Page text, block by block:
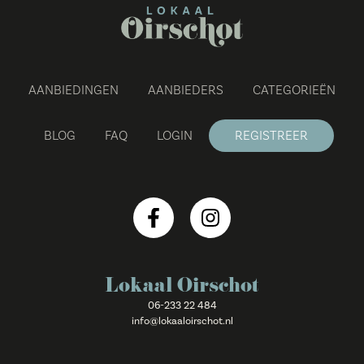
AANBIEDINGEN AANBIEDERS CATEGORIEËN
BLOG FAQ LOGIN REGISTREER
Lokaal Oirschot
06-233 22 484
info@lokaaloirschot.nl